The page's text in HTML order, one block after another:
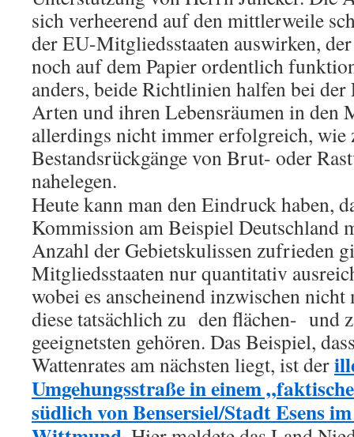
sich verheerend auf den mittlerweile
der EU-Mitgliedsstaaten auswirken,
noch auf dem Papier ordentlich
anders, beide Richtlinien halfen bei
Arten und ihren Lebensräumen in den
allerdings nicht immer erfolgreich, wie
Bestandsrückgänge von Brut- oder
nahelegen.
Heute kann man den Eindruck haben,
Kommission am Beispiel Deutschland
Anzahl der Gebietskulissen zufrieden
Mitgliedsstaaten nur quantitativ
wobei es anscheinend inzwischen
diese tatsächlich zu den flächen- und
geeignetsten gehören. Das Beispiel,
Wattenrates am nächsten liegt, ist der
Umgehungsstraße in einem
südlich von Bensersiel/Stadt Esens